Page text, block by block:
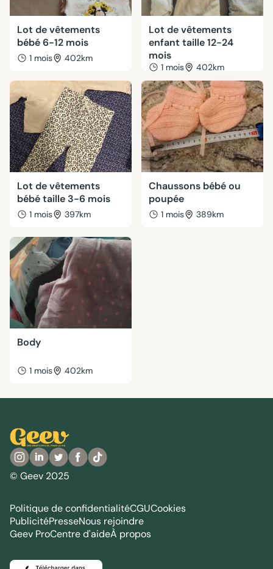
Lot de vêtements
bébé 6-12 mois
1 mois 402km
Lot de vêtements
enfant taille 12-24
mois
1 mois 402km
Lot de vêtements
bébé taille 3-6 mois
1 mois 397km
Chaussons bébé ou
poupée
1 mois 389km
Body
1 mois 402km
© Geev 2025
Politique de confidentialitéCGUCookies
PublicitéPresseNous rejoindre
Geev ProCentre d'aideÀ propos